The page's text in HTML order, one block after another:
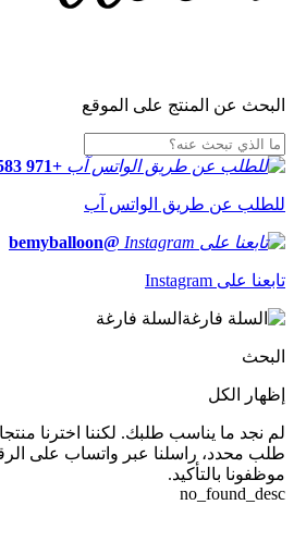
البحث عن المنتج على الموقع
+971 58-531-1583
للطلب عن طريق الواتس آب
@bemyballoon
تابعنا على Instagram
السلة فارغة
البحث
إظهار الكل
لم نجد ما يناسب طلبك. لكننا اخترنا
موظفونا بالتأكيد.
no_found_desc